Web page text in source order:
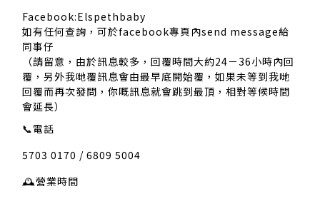
Facebook:Elspethbaby
如有任何查詢，可於facebook專頁內send message給
同事仔
（請留意，由於訊息較多，回覆時間大約24－36小時內回
覆，另外我哋覆訊息會由最早底開始覆，如果未等到我哋
回覆而再次發問，你嘅訊息就會跳到最頂，相對等候時間
會延長）
📞電話
5703 0170 / 6809 5004
🕰️營業時間